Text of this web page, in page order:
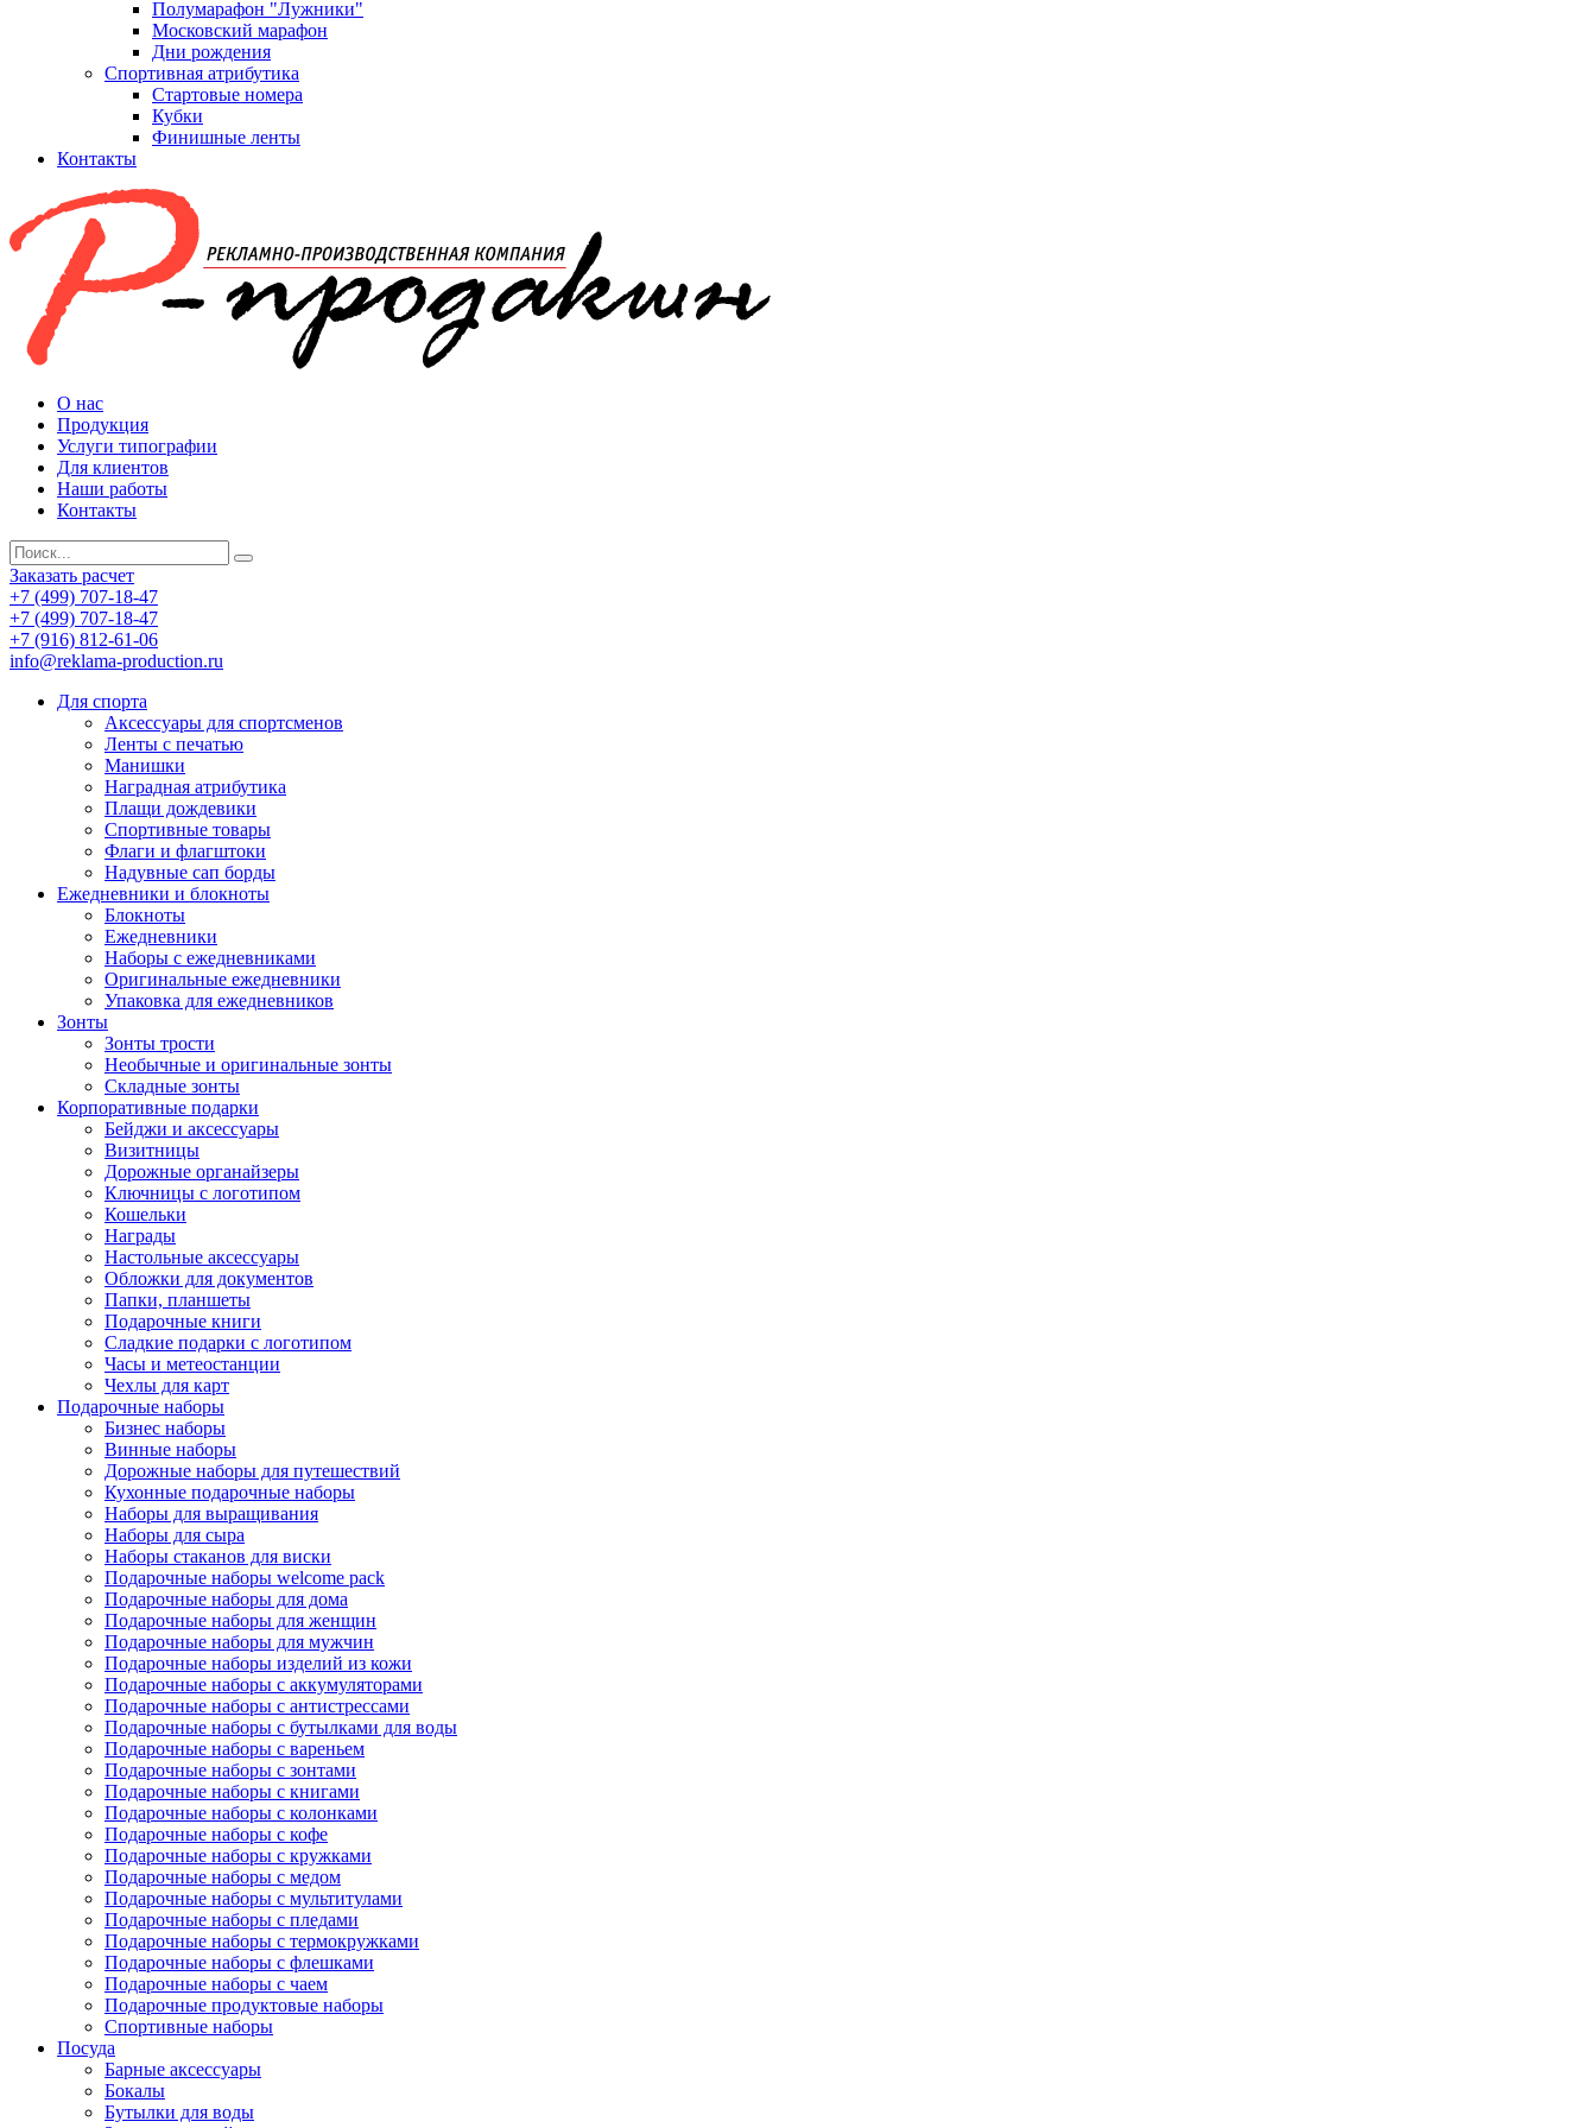
Полумарафон "Лужники"
Московский марафон
Дни рождения
Спортивная атрибутика
Стартовые номера
Кубки
Финишные ленты
Контакты
О нас
Продукция
Услуги типографии
Для клиентов
Наши работы
Контакты
Заказать расчет
+7 (499) 707-18-47
+7 (499) 707-18-47
+7 (916) 812-61-06
info@reklama-production.ru
Для спорта
Аксессуары для спортсменов
Ленты с печатью
Манишки
Наградная атрибутика
Плащи дождевики
Спортивные товары
Флаги и флагштоки
Надувные сап борды
Ежедневники и блокноты
Блокноты
Ежедневники
Наборы с ежедневниками
Оригинальные ежедневники
Упаковка для ежедневников
Зонты
Зонты трости
Необычные и оригинальные зонты
Складные зонты
Корпоративные подарки
Бейджи и аксессуары
Визитницы
Дорожные органайзеры
Ключницы с логотипом
Кошельки
Награды
Настольные аксессуары
Обложки для документов
Папки, планшеты
Подарочные книги
Сладкие подарки с логотипом
Часы и метеостанции
Чехлы для карт
Подарочные наборы
Бизнес наборы
Винные наборы
Дорожные наборы для путешествий
Кухонные подарочные наборы
Наборы для выращивания
Наборы для сыра
Наборы стаканов для виски
Подарочные наборы welcome pack
Подарочные наборы для дома
Подарочные наборы для женщин
Подарочные наборы для мужчин
Подарочные наборы изделий из кожи
Подарочные наборы с аккумуляторами
Подарочные наборы с антистрессами
Подарочные наборы с бутылками для воды
Подарочные наборы с вареньем
Подарочные наборы с зонтами
Подарочные наборы с книгами
Подарочные наборы с колонками
Подарочные наборы с кофе
Подарочные наборы с кружками
Подарочные наборы с медом
Подарочные наборы с мультитулами
Подарочные наборы с пледами
Подарочные наборы с термокружками
Подарочные наборы с флешками
Подарочные наборы с чаем
Подарочные продуктовые наборы
Спортивные наборы
Посуда
Барные аксессуары
Бокалы
Бутылки для воды